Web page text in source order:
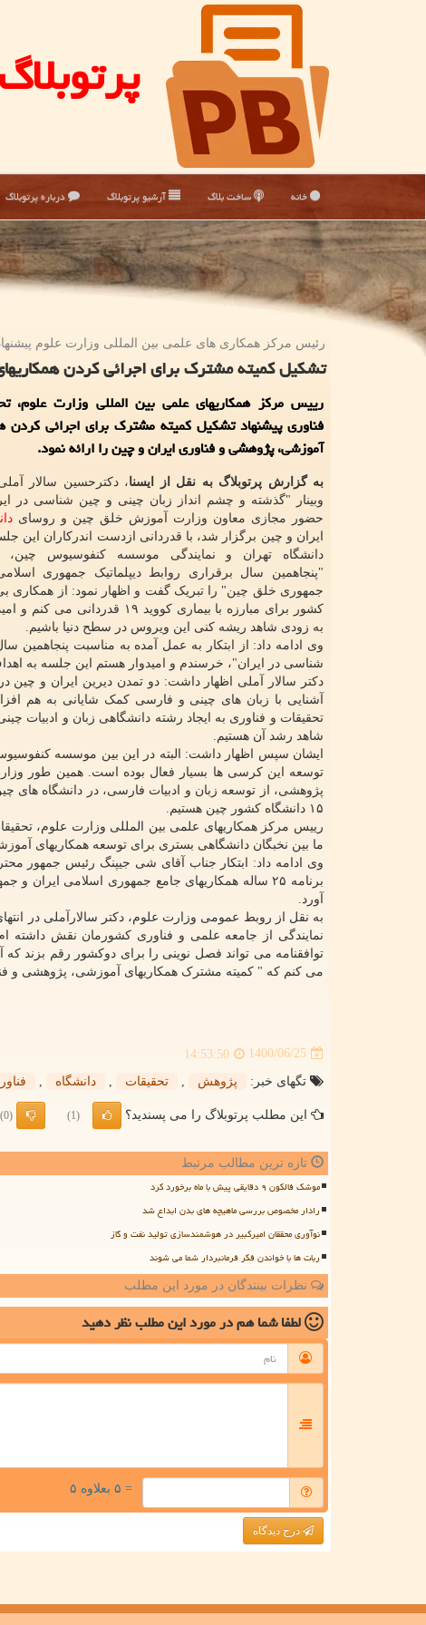
پرتوبلاگ
خانه ساخت بلاگ آرشیو پرتوبلاگ درباره پرتوبلاگ
رئیس مركز همكاری های علمی بین المللی وزارت علوم
تشکیل کمیته مشترک برای اجرائی کردن
رییس مرکز همکاریهای علمی بین المللی وزارت علوم،
فناوری پیشنهاد تشکیل کمیته مشترک برای اجرائی کردن
آموزشی، پژوهشی و فناوری ایران و چین را ارائه نمود.
به گزارش پرتوبلاگ به نقل از ایسنا، دکترحسین سالار
وبینار "گذشته و چشم انداز زبان چینی و چین شناسی در
حضور مجازی معاون وزارت آموزش خلق چین و روسای
ایران و چین برگزار شد، با قدردانی ازدست اندرکاران این
دانشگاه تهران و نمایندگی موسسه کنفوسیوس چین،
"پنجاهمین سال برقراری روابط دیپلماتیک جمهوری
جمهوری خلق چین" را تبریک گفت و اظهار نمود: از همکاری
کشور برای مبارزه با بیماری کووید ۱۹ قدردانی
به زودی شاهد ریشه کنی این ویروس در سطح دنیا باشیم.
وی ادامه داد: از ابتکار به عمل آمده به مناسبت
شناسی در ایران"، خرسندم و امیدوار هستم این جلسه به
دکتر سالار آملی اظهار داشت: دو تمدن دیرین ایران و
آشنایی با زبان های چینی و فارسی کمک شایانی به هم
تحقیقات و فناوری به ایجاد رشته دانشگاهی زبان و
شاهد رشد آن هستیم.
ایشان سپس اظهار داشت: البته در این بین موسسه کنفوسیوس
توسعه این کرسی ها بسیار فعال بوده است. همین طور
پژوهشی، از توسعه زبان و ادبیات فارسی، در دانشگاه
۱۵ دانشگاه کشور چین هستیم.
رییس مرکز همکاریهای علمی بین المللی وزارت علوم،
ما بین نخبگان دانشگاهی بستری برای توسعه همکاریهای
وی ادامه داد: ابتکار جناب آقای شی جیپنگ رئیس جمهور
برنامه ۲۵ ساله همکاریهای جامع جمهوری اسلامی
آورد.
نمایندگی از جامعه علمی و فناوری کشورمان نقش
توافقنامه می تواند فصل نوینی را برای دوکشور رقم بزند
می کنم که " کمیته مشترک همکاریهای آموزشی، پژوهشی و
1400/06/25
14:53:50
تگهای خبر: پژوهش , تحقیقات , دانشگاه ,
این مطلب پرتوبلاگ را می پسندید؟ (1)
(0)
تازه ترین مطالب مرتبط
موشک فالکون ۹ دقایقی پیش با ماه برخورد کرد
رادار مخصوص بررسی ماهیچه های بدن ابداع شد
نوآوری محققان امیرکبیر در هوشمندسازی تولید نفت و گاز
ربات ها با خواندن فکر فرمانبردار شما می شوند
نظرات بینندگان در مورد این مطلب
لطفا شما همدر مورد این مطلبنظر دهید
= ۵ بعلاوه ۵
درج دیدگاه